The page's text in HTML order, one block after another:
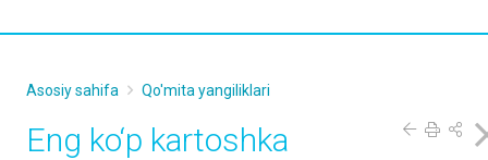
Asosiy sahifa Qo'mita yangiliklari
Eng ko‘p kartoshka